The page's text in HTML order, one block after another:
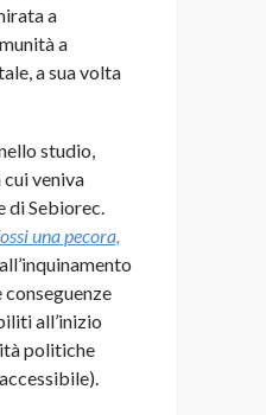
a
a
a sua volta
studio,
cui veniva
di Sebiorec.
una pecora,
conseguenze
all’inizio
politiche
.